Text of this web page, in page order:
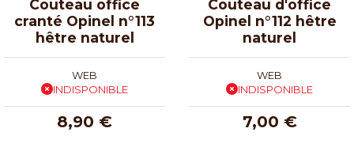
Couteau office
cranté Opinel n°113
hêtre naturel
WEB
INDISPONIBLE
8,90 €
Couteau d'office
Opinel n°112 hêtre
naturel
WEB
INDISPONIBLE
7,00 €